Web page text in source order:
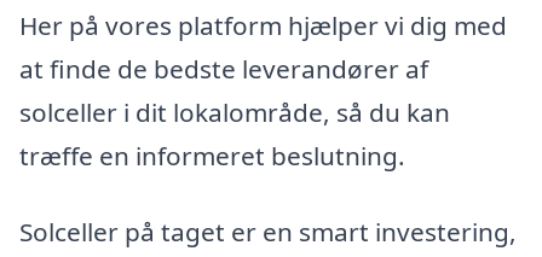
Her på vores platform hjælper vi dig med
at finde de bedste leverandører af
solceller i dit lokalområde, så du kan
træffe en informeret beslutning.
Solceller på taget er en smart investering,